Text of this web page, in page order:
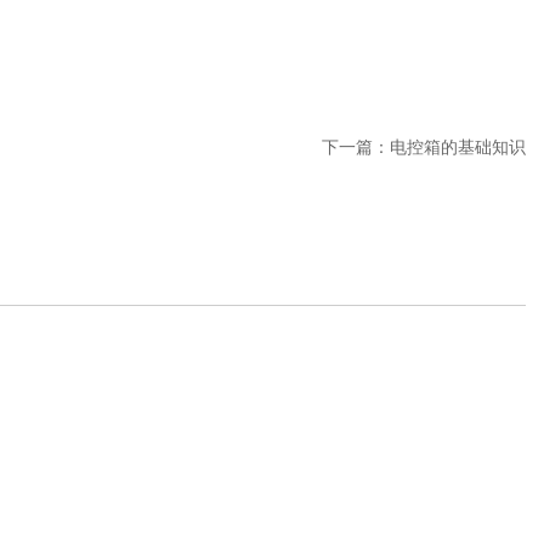
下一篇： 电控箱的基础知识